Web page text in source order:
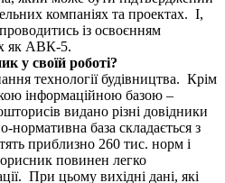
компаніях та проектах. І,
із освоєнням
як АВК-5.
у своїй роботі?
технології будівництва. Крім
інформаційною базою –
видано різні довідники
база складається з
приблизно 260 тис. норм і
повинен легко
При цьому вихідні дані, які